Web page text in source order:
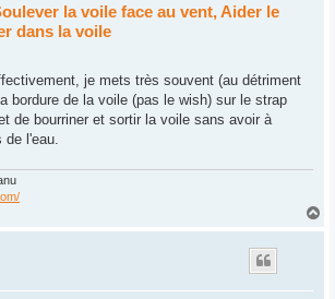
la voile face au vent, Aider le
dans la voile
je mets très souvent (au détriment
bordure de la voile (pas le wish) sur le strap
de bourriner et sortir la voile sans avoir à
de l'eau.